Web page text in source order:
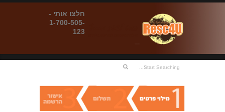
חלצו אותי -
1-700-505-
123